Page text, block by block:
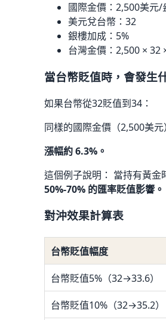
國際金價：2,500美元/
美元兌台幣：32
銀樓加成：5%
台灣金價：2,500 × 32
當台幣貶值時，會發生
如果台幣從32貶值到34：
同樣的國際金價（2,500美
漲幅約 6.3%。
這個例子說明： 當持有黃金
50%-70% 的匯率貶值影響。
對沖效果計算表
台幣貶值幅度
台幣貶值5%（32→33.6）
台幣貶值10%（32→35.2）